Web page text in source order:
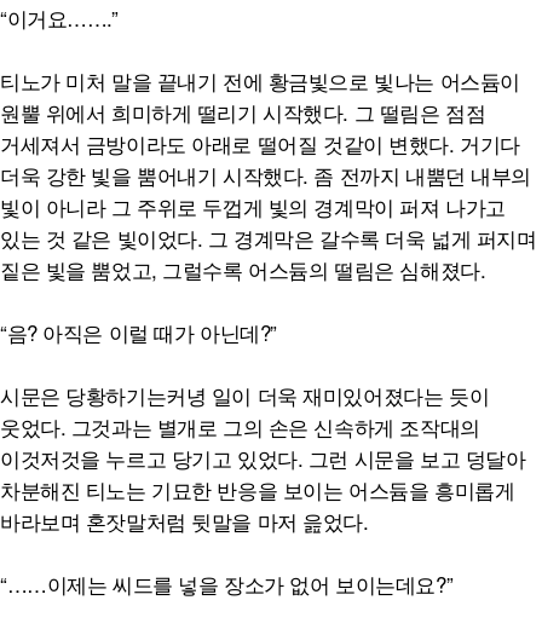
“이거요…….”
티노가 미처 말을 끝내기 전에 황금빛으로 빛나는 어스듐이
원뿔 위에서 희미하게 떨리기 시작했다. 그 떨림은 점점
거세져서 금방이라도 아래로 떨어질 것같이 변했다. 거기다
더욱 강한 빛을 뿜어내기 시작했다. 좀 전까지 내뿜던 내부의
빛이 아니라 그 주위로 두껍게 빛의 경계막이 퍼져 나가고
있는 것 같은 빛이었다. 그 경계막은 갈수록 더욱 넓게 퍼지며
짙은 빛을 뿜었고, 그럴수록 어스듐의 떨림은 심해졌다.
“음? 아직은 이럴 때가 아닌데?”
시문은 당황하기는커녕 일이 더욱 재미있어졌다는 듯이
웃었다. 그것과는 별개로 그의 손은 신속하게 조작대의
이것저것을 누르고 당기고 있었다. 그런 시문을 보고 덩달아
차분해진 티노는 기묘한 반응을 보이는 어스듐을 흥미롭게
바라보며 혼잣말처럼 뒷말을 마저 읊었다.
“……이제는 씨드를 넣을 장소가 없어 보이는데요?”